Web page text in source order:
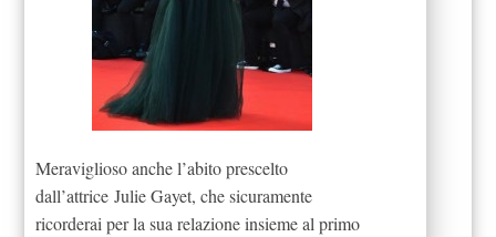
Meraviglioso anche l’abito prescelto
dall’attrice Julie Gayet, che sicuramente
ricorderai per la sua relazione insieme al primo